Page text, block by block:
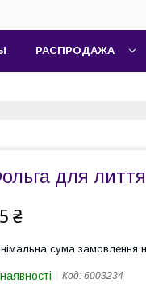
РАСПРОДАЖА
для
₴
сума замовлення
Код: 6003234